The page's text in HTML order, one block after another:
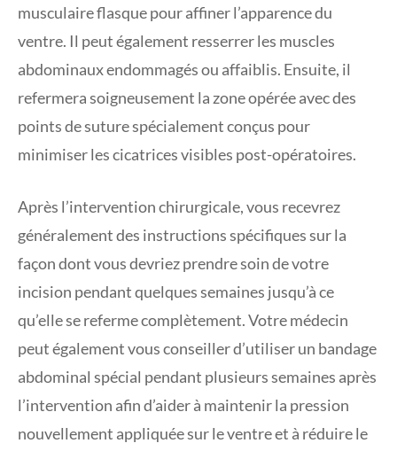
musculaire flasque pour affiner l’apparence du
ventre. Il peut également resserrer les muscles
abdominaux endommagés ou affaiblis. Ensuite, il
refermera soigneusement la zone opérée avec des
points de suture spécialement conçus pour
minimiser les cicatrices visibles post-opératoires.
Après l’intervention chirurgicale, vous recevrez
généralement des instructions spécifiques sur la
façon dont vous devriez prendre soin de votre
incision pendant quelques semaines jusqu’à ce
qu’elle se referme complètement. Votre médecin
peut également vous conseiller d’utiliser un bandage
abdominal spécial pendant plusieurs semaines après
l’intervention afin d’aider à maintenir la pression
nouvellement appliquée sur le ventre et à réduire le